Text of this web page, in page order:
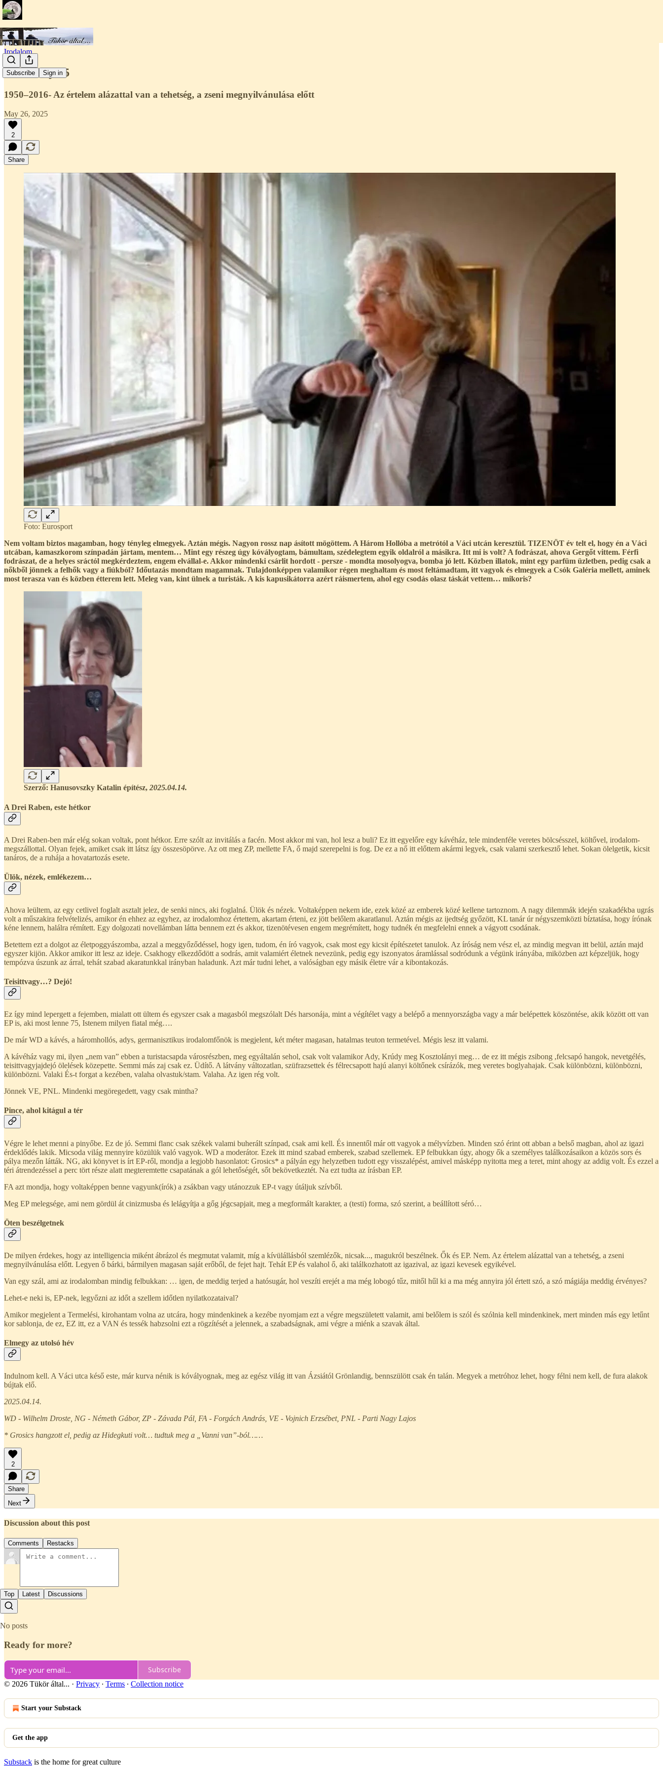
Subscribe Sign in
Irodalom
Esterházy 75
1950–2016- Az értelem alázattal van a tehetség, a zseni megnyilvánulása előtt
May 26, 2025
2
Share
Foto: Eurosport
Nem voltam biztos magamban, hogy tényleg elmegyek. Aztán mégis. Nagyon rossz nap ásított mögöttem. A Három Hollóba a metrótól a Váci utcán keresztül. TIZENÖT év telt el, hogy én a Váci
utcában, kamaszkorom színpadán jártam, mentem… Mint egy részeg úgy kóvályogtam, bámultam, szédelegtem egyik oldalról a másikra. Itt mi is volt? A fodrászat, ahova Gergőt vittem. Férfi
fodrászat, de a helyes sráctól megkérdeztem, engem elvállal-e. Akkor mindenki csárlit hordott - persze - mondta mosolyogva, bomba jó lett. Közben illatok, mint egy parfüm üzletben, pedig csak a
nőkből jönnek a felhők vagy a fiúkból? Időutazás mondtam magamnak. Tulajdonképpen valamikor régen meghaltam és most feltámadtam, itt vagyok és elmegyek a Csók Galéria mellett, aminek
most terasza van és közben étterem lett. Meleg van, kint ülnek a turisták. A kis kapusikátorra azért ráismertem, ahol egy csodás olasz táskát vettem… mikoris?
Szerző: Hanusovszky Katalin építész, 2025.04.14.
A Drei Raben, este hétkor
A Drei Raben-ben már elég sokan voltak, pont hétkor. Erre szólt az invitálás a facén. Most akkor mi van, hol lesz a buli? Ez itt egyelőre egy kávéház, tele mindenféle veretes bölcsésszel, költővel, irodalom-
megszállottal. Olyan fejek, amiket csak itt látsz így összesöpörve. Az ott meg ZP, mellette FA, ő majd szerepelni is fog. De ez a nő itt előttem akármi legyek, csak valami szerkesztő lehet. Sokan ölelgetik, kicsit
tanáros, de a ruhája a hovatartozás esete.
Ülök, nézek, emlékezem…
Ahova leültem, az egy cetlivel foglalt asztalt jelez, de senki nincs, aki foglalná. Ülök és nézek. Voltaképpen nekem ide, ezek közé az emberek közé kellene tartoznom. A nagy dilemmák idején szakadékba ugrás
volt a műszakira felvételizés, amikor én ehhez az egyhez, az irodalomhoz értettem, akartam érteni, ez jött belőlem akaratlanul. Aztán mégis az ijedtség győzött, KL tanár úr négyszemközti bíztatása, hogy írónak
kéne lennem, halálra rémített. Egy dolgozati novellámban látta bennem ezt és akkor, tizenötévesen engem megrémített, hogy tudnék én megfelelni ennek a vágyott csodának.
Betettem ezt a dolgot az életpoggyászomba, azzal a meggyőződéssel, hogy igen, tudom, én író vagyok, csak most egy kicsit építészetet tanulok. Az íróság nem vész el, az mindig megvan itt belül, aztán majd
egyszer kijön. Akkor amikor itt lesz az ideje. Csakhogy elkezdődött a sodrás, amit valamiért életnek nevezünk, pedig egy iszonyatos áramlással sodródunk a végünk irányába, miközben azt képzeljük, hogy
tempózva úszunk az árral, tehát szabad akaratunkkal irányban haladunk. Azt már tudni lehet, a valóságban egy másik életre vár a kibontakozás.
Teisittvagy…? Dejó!
Ez így mind lepergett a fejemben, mialatt ott ültem és egyszer csak a magasból megszólalt Dés harsonája, mint a végítélet vagy a belépő a mennyországba vagy a már belépettek köszöntése, akik között ott van
EP is, aki most lenne 75, Istenem milyen fiatal még….
De már WD a kávés, a háromhollós, adys, germanisztikus irodalomfőnök is megjelent, két méter magasan, hatalmas teuton termetével. Mégis lesz itt valami.
A kávéház vagy mi, ilyen „nem van” ebben a turistacsapda városrészben, meg egyáltalán sehol, csak volt valamikor Ady, Krúdy meg Kosztolányi meg… de ez itt mégis zsibong ,felcsapó hangok, nevetgélés,
teisittvagyjajdejó ölelések közepette. Semmi más zaj csak ez. Üdítő. A látvány változatlan, szüfrazsettek és félrecsapott hajú alanyi költőnek csírázók, meg veretes boglyahajak. Csak különbözni, különbözni,
különbözni. Valaki És-t forgat a kezében, valaha olvastuk/stam. Valaha. Az igen rég volt.
Jönnek VE, PNL. Mindenki megöregedett, vagy csak mintha?
Pince, ahol kitágul a tér
Végre le lehet menni a pinyőbe. Ez de jó. Semmi flanc csak székek valami buherált színpad, csak ami kell. És innentől már ott vagyok a mélyvízben. Minden szó érint ott abban a belső magban, ahol az igazi
érdeklődés lakik. Micsoda világ mennyire közülük való vagyok. WD a moderátor. Ezek itt mind szabad emberek, szabad szellemek. EP felbukkan úgy, ahogy ők a személyes találkozásaikon a közös sors és
pálya mezőn látták. NG, aki könyvet is írt EP-ről, mondja a legjobb hasonlatot: Grosics* a pályán egy helyzetben tudott egy visszalépést, amivel másképp nyitotta meg a teret, mint ahogy az addig volt. És ezzel a
téri átrendezéssel a perc tört része alatt megteremtette csapatának a gól lehetőségét, sőt bekövetkeztét. Na ezt tudta az írásban EP.
FA azt mondja, hogy voltaképpen benne vagyunk(írók) a zsákban vagy utánozzuk EP-t vagy útáljuk szívből.
Meg EP melegsége, ami nem gördül át cinizmusba és lelágyítja a gőg jégcsapjait, meg a megformált karakter, a (testi) forma, szó szerint, a beállított séró…
Öten beszélgetnek
De milyen érdekes, hogy az intelligencia miként ábrázol és megmutat valamit, míg a kívülállásból szemlézők, nicsak..., magukról beszélnek. Ők és EP. Nem. Az értelem alázattal van a tehetség, a zseni
megnyilvánulása előtt. Legyen ő bárki, bármilyen magasan saját erőből, de fejet hajt. Tehát EP és valahol ő, aki találkozhatott az igazival, az igazi kevesek egyikével.
Van egy szál, ami az irodalomban mindig felbukkan: … igen, de meddig terjed a hatósugár, hol veszíti erejét a ma még lobogó tűz, mitől hűl ki a ma még annyira jól értett szó, a szó mágiája meddig érvényes?
Lehet-e neki is, EP-nek, legyőzni az időt a szellem időtlen nyilatkozataival?
Amikor megjelent a Termelési, kirohantam volna az utcára, hogy mindenkinek a kezébe nyomjam ezt a végre megszületett valamit, ami belőlem is szól és szólnia kell mindenkinek, mert minden más egy letűnt
kor sablonja, de ez, EZ itt, ez a VAN és tessék habzsolni ezt a rögzítését a jelennek, a szabadságnak, ami végre a miénk a szavak által.
Elmegy az utolsó hév
Indulnom kell. A Váci utca késő este, már kurva nénik is kóvályognak, meg az egész világ itt van Ázsiától Grönlandig, bennszülött csak én talán. Megyek a metróhoz lehet, hogy félni nem kell, de fura alakok
bújtak elő.
2025.04.14.
WD - Wilhelm Droste, NG - Németh Gábor, ZP - Závada Pál, FA - Forgách András, VE - Vojnich Erzsébet, PNL - Parti Nagy Lajos
* Grosics hangzott el, pedig az Hidegkuti volt… tudtuk meg a „Vanni van”-ból……
2
Share
Next
Discussion about this post
Comments Restacks
Top Latest Discussions
No posts
Ready for more?
Subscribe
© 2026 Tükör által... · Privacy ∙ Terms ∙ Collection notice
Start your Substack
Get the app
Substack is the home for great culture